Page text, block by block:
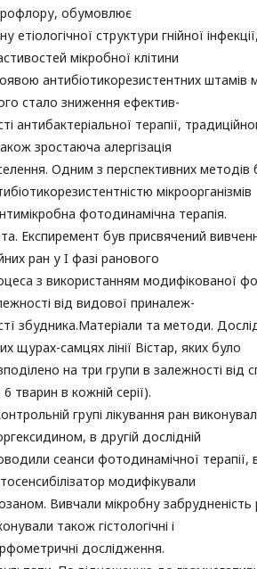
обумовлює
етіологічної структури гнійної
мікробної клітини
антибіотикорезистентних штамів
стало зниження ефектив-
антибактеріальної терапії,
зростаюча алергізація
Одним з перспективних методів
мікроорганізмів
фотодинамічна терапія.
Експиремент був присвячений
ран у I фазі ранового
з використанням модифікованої
від видової приналеж-
збудника.Матеріали та методи.
щурах-самцях лінії Вістар, яких було
на три групи в залежності від
тварин в кожній серії).
групі лікування ран
в другій дослідній
сеанси фотодинамічної терапії,
модифікували
Вивчали мікробну
також гістологічні і
дослідження.